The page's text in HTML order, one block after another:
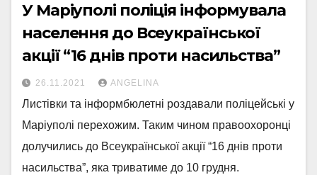
У Маріуполі поліція інформувала
населення до Всеукраїнської
акції “16 днів проти насильства”
26.11.2021 ANGELINA
Листівки та інформбюлетні роздавали поліцейські у
Маріуполі перехожим. Таким чином правоохоронці
долучились до Всеукраїнської акції “16 днів проти
насильства”, яка триватиме до 10 грудня.